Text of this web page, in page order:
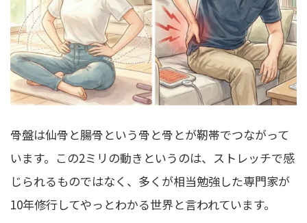
骨盤は仙骨と腸骨という骨と骨とが靭帯でつながって
います。この2ミリの動きというのは、ストレッチで感
じられるものではなく、多くが相当勉強した専門家が
10年修行してやっとわかる世界と言われています。